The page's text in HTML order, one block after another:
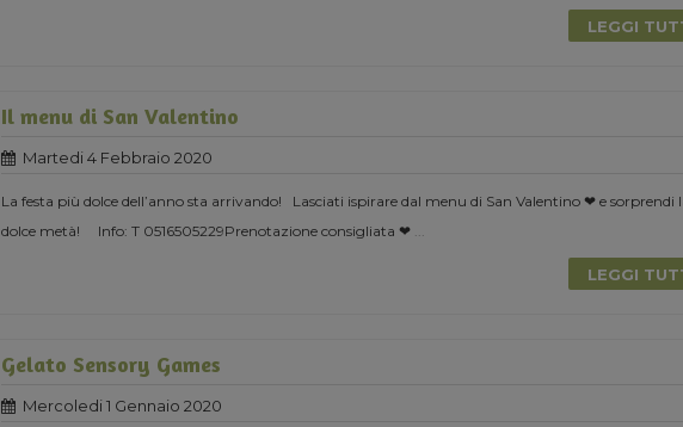
LEGGI
Il menu di San Valentino
Martedi 4 Febbraio 2020
La festa più dolce dell’anno sta arrivando! Lasciati ispirare dal menu di San Valentino ❤ e sorprendi
dolce metà! Info: T 0516505229Prenotazione consigliata ❤ ...
LEGGI
Gelato Sensory Games
Mercoledi 1 Gennaio 2020